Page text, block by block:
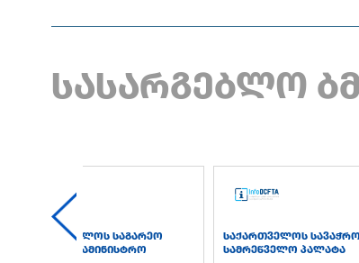
სასარგებლო
საქართველოს საგარეო
საქმეთა სამინისტრო
საქართველოს
სამრეწველო პალატა